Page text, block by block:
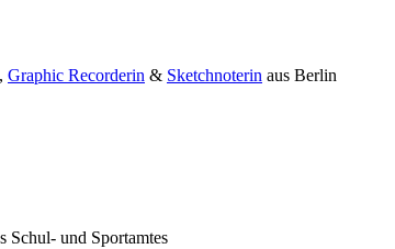
, Graphic Recorderin & Sketchnoterin aus Berlin
Schul- und Sportamtes